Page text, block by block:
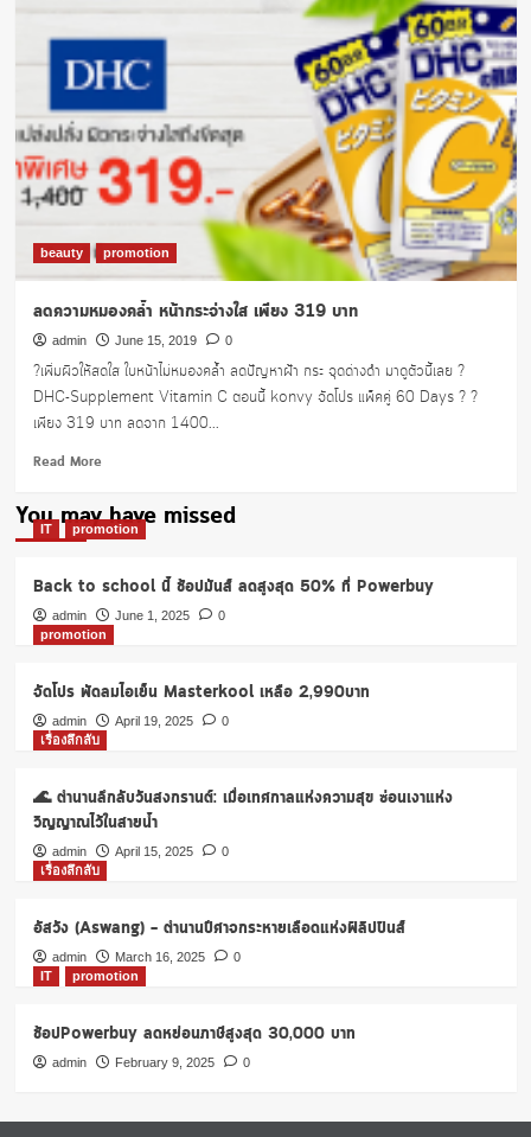
ลด
ริ้ว
รอย
แห่ง
วัย
ต่อ
ต้าน
การ
เกิด
รอย
ใหม่
ลด
ฝ้า
จุด
ด่าง
ดำ
ดู
ลง
ยู
ริน
beauty promotion
ลดความหมองคล้ำ หน้ากระจ่างใส เพียง 319 บาท
admin June 15, 2019 0
?เพิ่มผิวให้สดใส ใบหน้าไม่หมองคล้ำ ลดปัญหาฝ้า กระ จุดด่างดำ มาดูตัวนี้เลย ?
DHC-Supplement Vitamin C ตอนนี้ konvy จัดโปร แพ็คคู่ 60 Days ? ?
เพียง 319 บาท ลดจาก 1400...
Read MoreRead
about
ลด
คล้ำ
หน้า
กระจ่าง
เพียง
บาท
You may have missed
IT promotion
Back to school นี้ ช้อปมันส์ ลดสูงสุด 50% ที่ Powerbuy
admin June 1, 2025
0
promotion
จัดโปร พัดลมไอเย็น Masterkool เหลือ 2,990บาท
admin April 19, 2025
0
เรื่องลึกลับ
🌊 ตำนานลึกลับวันสงกรานต์: เมื่อเทศกาลแห่งความสุข ซ่อนเงาแห่ง
วิญญาณไว้ในสายน้ำ
admin April 15, 2025
0
เรื่องลึกลับ
อัสวัง (Aswang) – ตำนานปีศาจกระหายเลือดแห่งฟิลิปปินส์
admin March 16, 2025
0
IT
promotion
ช้อปPowerbuy ลดหย่อนภาษีสูงสุด 30,000 บาท
admin February 9, 2025 0